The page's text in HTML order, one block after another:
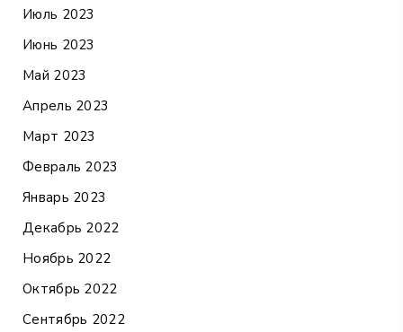
Июль 2023
Июнь 2023
Май 2023
Апрель 2023
Март 2023
Февраль 2023
Январь 2023
Декабрь 2022
Ноябрь 2022
Октябрь 2022
Сентябрь 2022